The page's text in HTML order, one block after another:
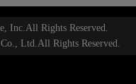
Inc.All Rights Reserved.
Ltd.All Rights Reserved.